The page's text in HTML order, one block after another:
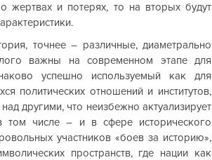
жертвах и потерях, то на вторых будут
точнее – различные, диаметрально
важны на современном этапе для
успешно используемый как для
политических отношений и институтов,
другими, что неизбежно актуализирует
том числе – и в сфере исторического
участников «боев за историю»,
пространств, где нации как